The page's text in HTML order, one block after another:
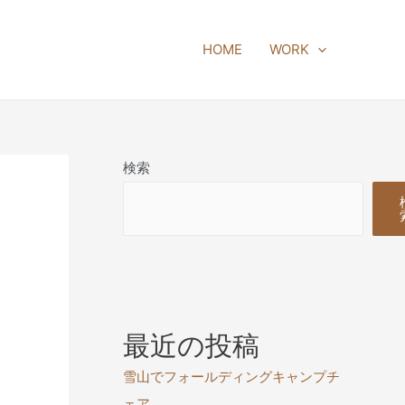
HOME WORK
検索
最近の投稿
雪山でフォールディングキャンプチ